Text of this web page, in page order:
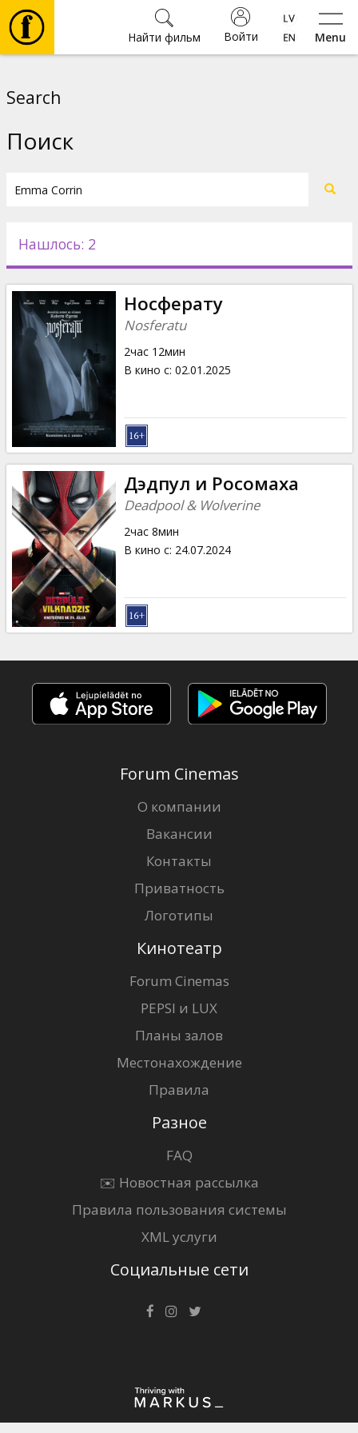
Menu
Войти
Найти фильм
Новости
Подарки
Кинозакуски
B2B
Клуб
Search
Поиск
Нашлось: 2
Носферату
Nosferatu
2час 12мин
В кино с: 02.01.2025
Дэдпул и Росомаха
Deadpool & Wolverine
2час 8мин
В кино с: 24.07.2024
Forum Cinemas
О компании
Вакансии
Контакты
Приватность
Логотипы
Кинотеатр
Forum Cinemas
PEPSI и LUX
Планы залов
Местонахождение
Правила
Разное
FAQ
✉️ Новостная рассылка
Правила пользования системы
XML услуги
Социальные сети